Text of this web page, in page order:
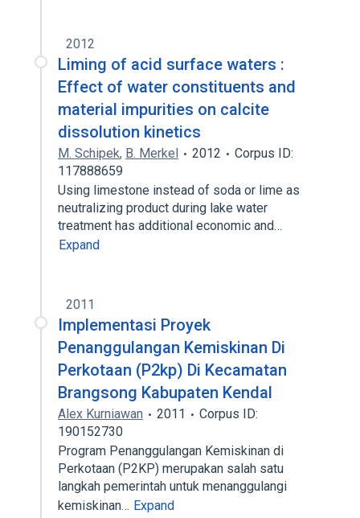
2012
Liming of acid surface waters :
Effect of water constituents and
material impurities on calcite
dissolution kinetics
M. Schipek, B. Merkel 2012
Corpus ID:
117888659
Using limestone instead of soda or lime as
neutralizing product during lake water
treatment has additional economic and…
Expand
2011
Implementasi Proyek
Penanggulangan Kemiskinan Di
Perkotaan (P2kp) Di Kecamatan
Brangsong Kabupaten Kendal
Alex Kurniawan 2011
Corpus ID:
190152730
Program Penanggulangan Kemiskinan di
Perkotaan (P2KP) merupakan salah satu
langkah pemerintah untuk menanggulangi
kemiskinan… Expand